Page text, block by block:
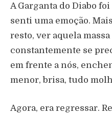
A Garganta do Diabo
senti uma emoção.
resto, ver aquela
constantemente se
em frente a nós,
menor, brisa, tudo
Agora, era regressar.